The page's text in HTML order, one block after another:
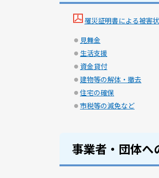
罹災証明書による被害
見舞金
生活支援
資金貸付
建物等の解体・撤去
住宅の確保
市税等の減免など
事業者・団体へ